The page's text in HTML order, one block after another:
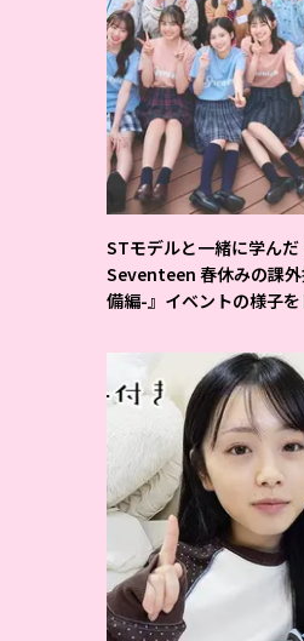
STモデルと一緒に学ん
Seventeen 春休みの課
備編-』イベントの様子